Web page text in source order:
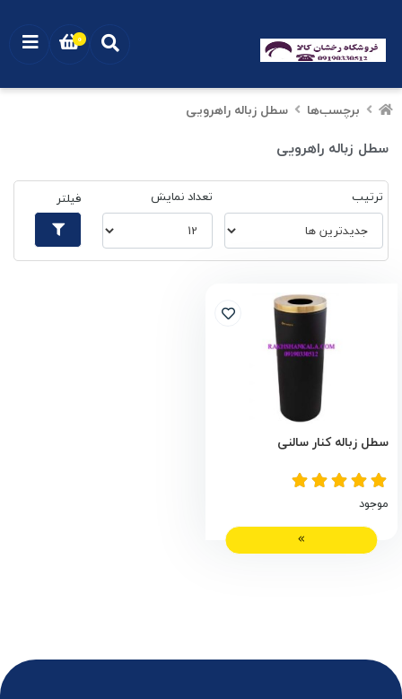
برچسب‌ها سطل زباله راهرویی
سطل زباله راهرویی
ترتیب تعداد نمایش فیلتر
سطل زباله کنار سالنی
موجود
0